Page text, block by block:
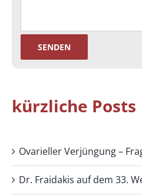
kürzliche Posts
Ovarieller Verjüngung –
Dr. Fraidakis auf dem 33.